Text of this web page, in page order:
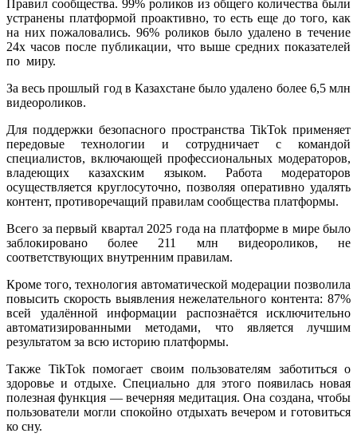
Правил сообщества. 99% роликов из общего количества были
устранены платформой проактивно, то есть еще до того, как
на них пожаловались. 96% роликов было удалено в течение
24х часов после публикации, что выше средних показателей
по миру.
За весь прошлый год в Казахстане было удалено более 6,5 млн
видеороликов.
Для поддержки безопасного пространства TikTok применяет
передовые технологии и сотрудничает с командой
специалистов, включающей профессиональных модераторов,
владеющих казахским языком. Работа модераторов
осуществляется круглосуточно, позволяя оперативно удалять
контент, противоречащий правилам сообщества платформы.
Всего за первый квартал 2025 года на платформе в мире было
заблокировано более 211 млн видеороликов, не
соответствующих внутренним правилам.
Кроме того, технология автоматической модерации позволила
повысить скорость выявления нежелательного контента: 87%
всей удалённой информации распознаётся исключительно
автоматизированными методами, что является лучшим
результатом за всю историю платформы.
Также TikTok помогает своим пользователям заботиться о
здоровье и отдыхе. Специально для этого появилась новая
полезная функция — вечерняя медитация. Она создана, чтобы
пользователи могли спокойно отдыхать вечером и готовиться
ко сну.